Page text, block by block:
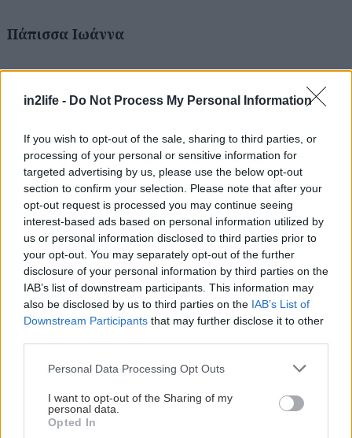
in2life - Do Not Process My Personal Information
If you wish to opt-out of the sale, sharing to third parties, or
processing of your personal or sensitive information for
targeted advertising by us, please use the below opt-out
section to confirm your selection. Please note that after your
opt-out request is processed you may continue seeing
interest-based ads based on personal information utilized by
us or personal information disclosed to third parties prior to
your opt-out. You may separately opt-out of the further
disclosure of your personal information by third parties on the
IAB’s list of downstream participants. This information may
also be disclosed by us to third parties on the IAB’s List of
Downstream Participants that may further disclose it to other
Please note that this website/app uses one or more Google
not limited to your visit or usage behaviour. You may click to
grant or deny consent to Google and its third-party tags to
use your data for below specified purposes in below Google
Personal Data Processing Opt Outs
I want to opt-out of the Sharing of my
personal data.
Opted In
Πάπισσα Ιωάννα
Isaac Bashevis Singer
“Σώσα”
μετ. Μ. Πάγκαλος
εκδόσεις Κίχλη
2019
σελ. 472
τιμή: 19.00
Αναζήτηση
για...